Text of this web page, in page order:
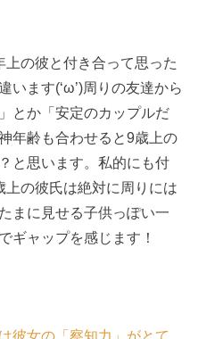
の彼と付き合って思った
います(‘ω’)周りの友達から
とか「安定のカップルだ
年齢も合わせると9歳上の
と思います。私的にも付
の彼氏は絶対に周りには
まに見せる子供っぽい一
ギャップを感じます！